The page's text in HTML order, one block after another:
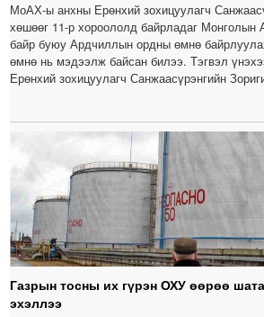
МоАХ-ы анхны Ерөнхий зохицуулагч
хөшөөг 11-р хороололд байрладаг
байр буюу Ардчиллын ордны өмнө
өмнө нь мэдээлж байсан билээ. Тэгвэл
Ерөнхий зохицуулагч Санжаасүрэнгийн
Газрын тосны их гүрэн ОХУ өөрөө
эхэллээ